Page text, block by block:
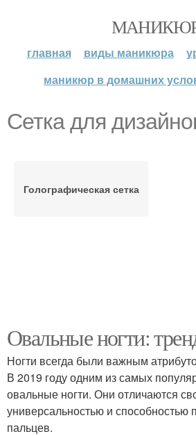
главная виды маникюра
маникюр в домашних
Сетка для
Голографическая сетка
Овальные ногти:
Ногти всегда были важным
В 2019 году одним из самых
овальные ногти. Они отличаются
универсальностью и способностью
пальцев.